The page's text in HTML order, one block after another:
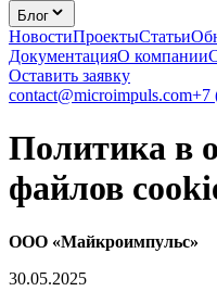
Блог
НовостиПроектыСтатьи
ДокументацияО компании
Оставить заявку
contact@microimpuls.com+7
Политика в
файлов
ООО «Майкроимпульс»
30.05.2025